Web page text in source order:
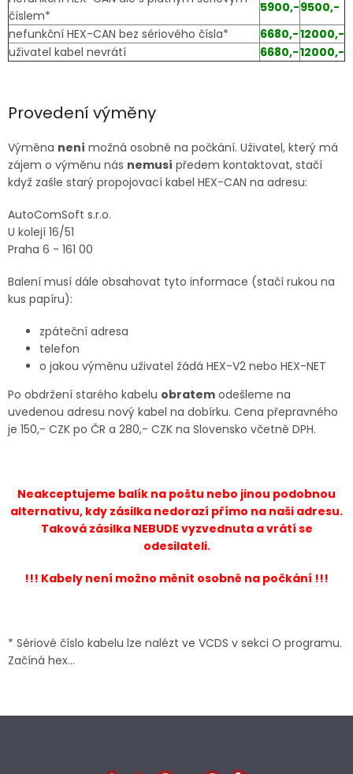
číslem*
5900,-9500,-
nefunkční HEX-CAN bez sériového čísla*
6680,-12000,-
uživatel kabel nevrátí
6680,-12000,-
Provedení výměny
Výměna není možná osobně na počkání. Uživatel, který má
zájem o výměnu nás nemusí předem kontaktovat, stačí
když zašle starý propojovací kabel HEX-CAN na adresu:
AutoComSoft s.r.o.
U kolejí 16/51
Praha 6 - 161 00
Balení musí dále obsahovat tyto informace (stačí rukou na
kus papíru):
zpáteční adresa
telefon
o jakou výměnu uživatel žádá HEX-V2 nebo HEX-NET
Po obdržení starého kabelu obratem odešleme na
uvedenou adresu nový kabel na dobírku. Cena přepravného
je 150,- CZK po ČR a 280,- CZK na Slovensko včetně DPH.
Neakceptujeme balík na poštu nebo jinou podobnou
alternativu, kdy zásilka nedorazí přímo na naši adresu.
Taková zásilka NEBUDE vyzvednuta a vrátí se
odesilateli.
!!! Kabely není možno měnit osobně na počkání !!!
* Sériové číslo kabelu lze nalézt ve VCDS v sekci O programu.
Začíná hex...
Z